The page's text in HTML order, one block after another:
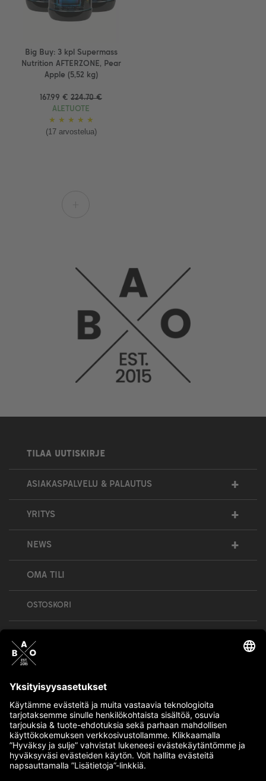
Big Buy: 3 kpl Supermass
Nutrition AFTERZONE, Pear
Apple (5,52 kg)
167.99 € 224.70 €
ALETUOTE
★ ★ ★ ★ ★
(17 arvostelua)
TILAA UUTISKIRJE
ASIAKASPALVELU & PALAUTUS +
YRITYS +
NEWS +
OMA TILI
OSTOSKORI
Bull’s All Out is social – follow us and show
your passion!
BULLMENTULA.FI